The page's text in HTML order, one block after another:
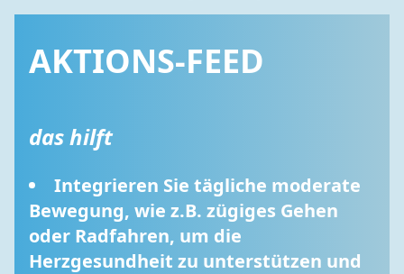
AKTIONS-FEED
das hilft
Integrieren Sie tägliche moderate
Bewegung, wie z.B. zügiges Gehen
oder Radfahren, um die
Herzgesundheit zu unterstützen und